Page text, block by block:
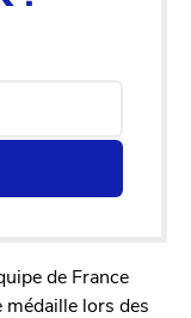
de France
médaille lors des